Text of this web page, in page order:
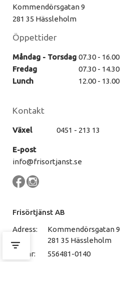
Kommendörsgatan 9
281 35 Hässleholm
Öppettider
Måndag - Torsdag 07.30 - 16.00
Fredag
07.30 - 14.30
Lunch
12.00 - 13.00
Kontakt
Växel 0451 - 213 13
E-post
info@frisortjanst.se
Frisörtjänst AB
Adress:
Kommendörsgatan 9
281 35 Hässleholm
Org.nr:
556481-0140